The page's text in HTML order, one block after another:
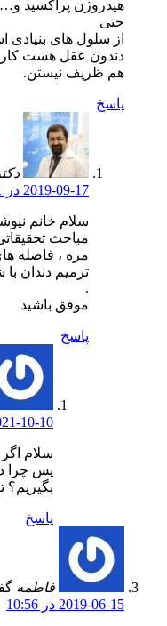
هیدروژن پراکسید
حتی
از سلول های
دندون عقل هست کار
هم ظریف نیستن.
پاسخ
2019-09-17 در 17:51
سلام خانم
مباحث
مره ، فاصله
ترمیم دندان
.
موفق باشید
پاسخ
2021-10-10 در
سلام
بگیریم؟
پاسخ
فاطمه
2019-06-15 در 10:56